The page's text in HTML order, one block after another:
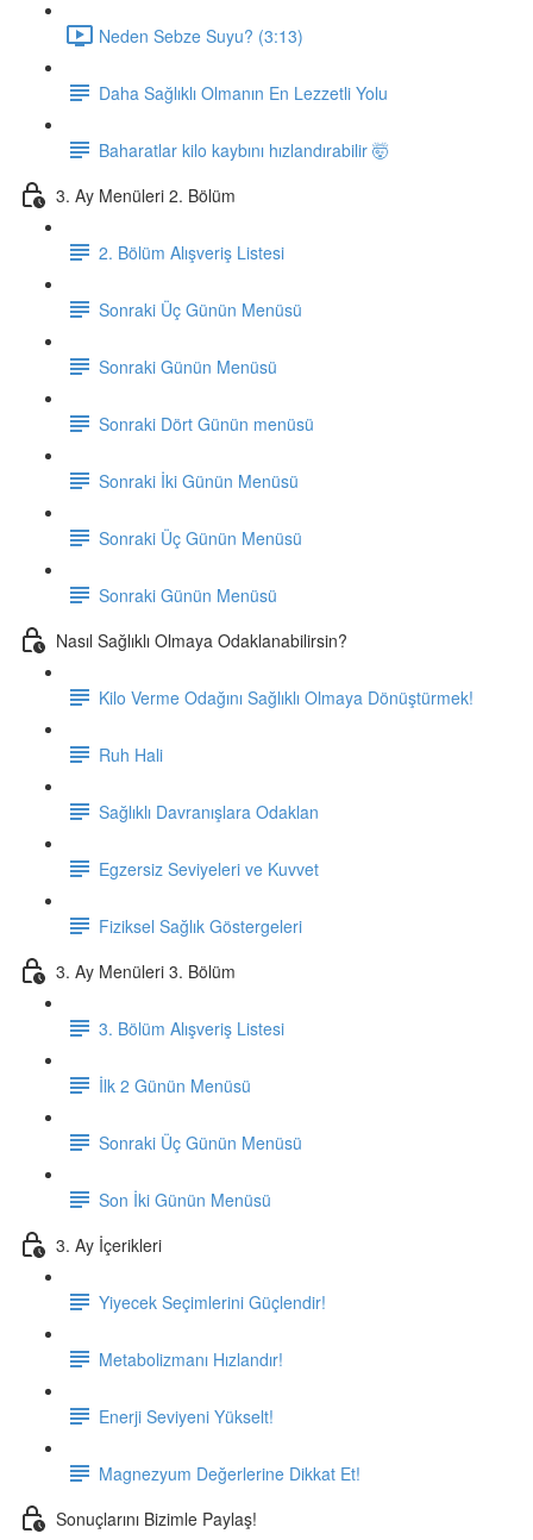
Neden Sebze Suyu? (3:13)
Daha Sağlıklı Olmanın En Lezzetli Yolu
Baharatlar kilo kaybını hızlandırabilir 🤯
3. Ay Menüleri 2. Bölüm
2. Bölüm Alışveriş Listesi
Sonraki Üç Günün Menüsü
Sonraki Günün Menüsü
Sonraki Dört Günün menüsü
Sonraki İki Günün Menüsü
Sonraki Üç Günün Menüsü
Sonraki Günün Menüsü
Nasıl Sağlıklı Olmaya Odaklanabilirsin?
Kilo Verme Odağını Sağlıklı Olmaya Dönüştürmek!
Ruh Hali
Sağlıklı Davranışlara Odaklan
Egzersiz Seviyeleri ve Kuvvet
Fiziksel Sağlık Göstergeleri
3. Ay Menüleri 3. Bölüm
3. Bölüm Alışveriş Listesi
İlk 2 Günün Menüsü
Sonraki Üç Günün Menüsü
Son İki Günün Menüsü
3. Ay İçerikleri
Yiyecek Seçimlerini Güçlendir!
Metabolizmanı Hızlandır!
Enerji Seviyeni Yükselt!
Magnezyum Değerlerine Dikkat Et!
Sonuçlarını Bizimle Paylaş!